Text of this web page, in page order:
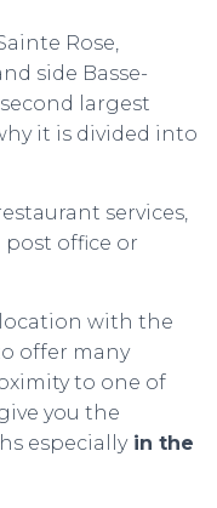
Rose,
side Basse-
largest
it is divided into
services,
post office or
with the
offer many
to one of
you the
especiallyin the